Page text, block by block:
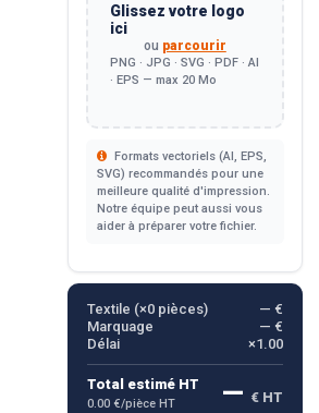
Glissez votre logo
ici
ou parcourir
PNG · JPG · SVG · PDF · AI
· EPS — max 20 Mo
Formats vectoriels (AI, EPS,
SVG) recommandés pour une
meilleure qualité d'impression.
Notre équipe peut aussi vous
aider à préparer votre fichier.
Textile (×0pièces)
— €
Marquage
— €
Délai
×1.00
Total estimé HT
0.00 €/pièce HT — € HT